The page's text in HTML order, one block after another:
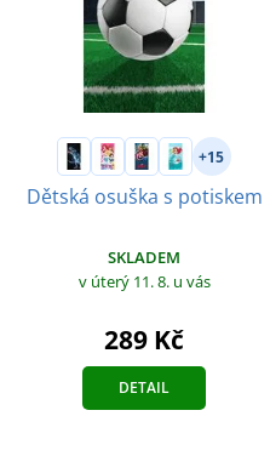
+15
Dětská osuška s potiskem
SKLADEM
v úterý 11. 8. u vás
289 Kč
DETAIL